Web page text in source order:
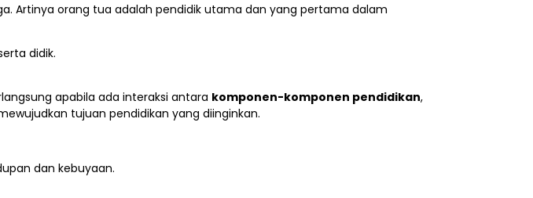
Artinya orang tua adalah pendidik utama dan yang pertama dalam
didik.
apabila ada interaksi antara komponen-komponen pendidikan,
tujuan pendidikan yang diinginkan.
dan kebuyaan.